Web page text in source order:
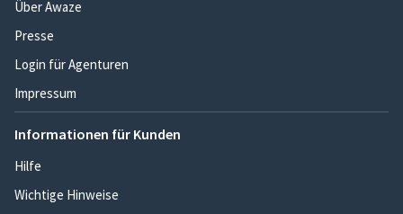
Über Awaze
Presse
Login für Agenturen
Impressum
Informationen für Kunden
Hilfe
Wichtige Hinweise